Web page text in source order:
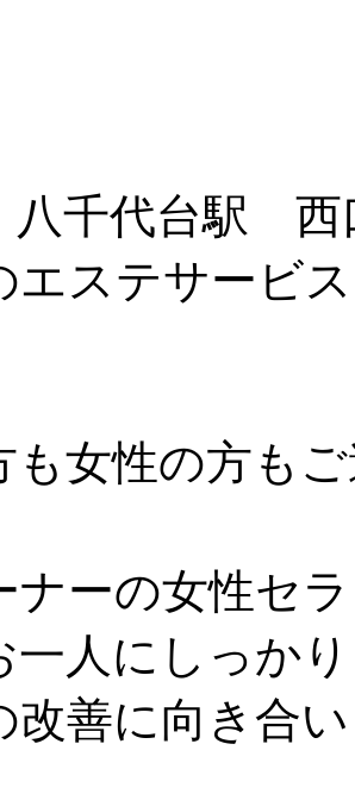
千代台駅 西
エステサービ
も女性の方も
ナーの女性セ
一人にしっか
改善に向き合